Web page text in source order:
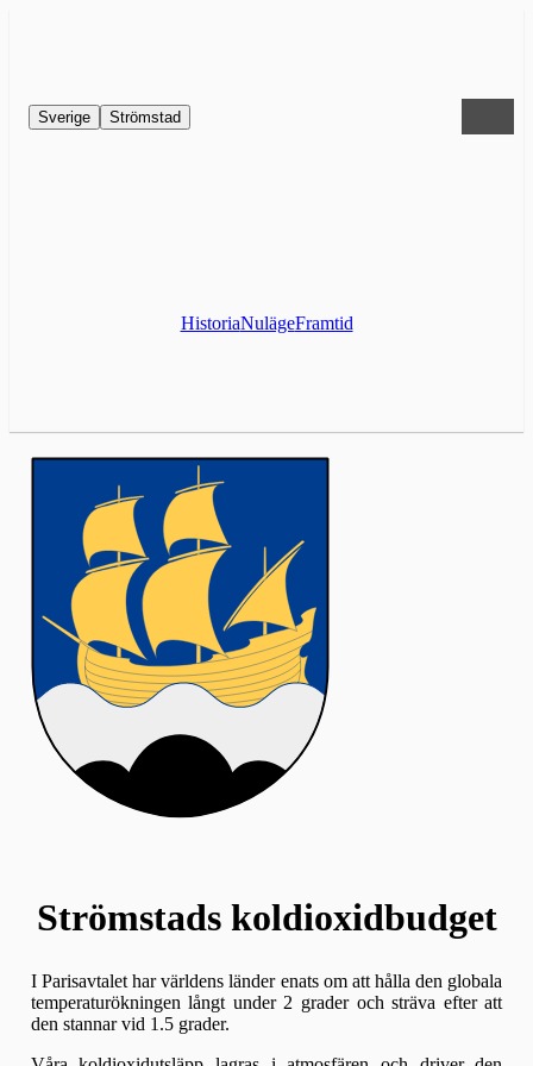
Sverige Strömstad
HistoriaNulägeFramtid
Strömstads koldioxidbudget
I Parisavtalet har världens länder enats om att hålla den globala
temperaturökningen långt under 2 grader och sträva efter att
den stannar vid 1.5 grader.